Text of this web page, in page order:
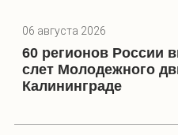
06 августа 2026
60 регионов России
слет Молодежного
Калининграде